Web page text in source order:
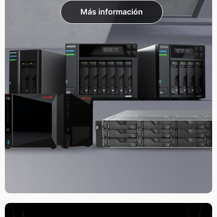
Más información